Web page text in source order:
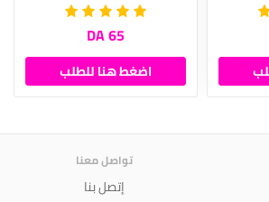
65 DA
اضغط هنا للطلب
تواصل معنا
إتصل بنا